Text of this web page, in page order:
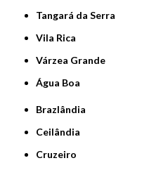
Tangará da Serra
Vila Rica
Várzea Grande
Água Boa
Brazlândia
Ceilândia
Cruzeiro